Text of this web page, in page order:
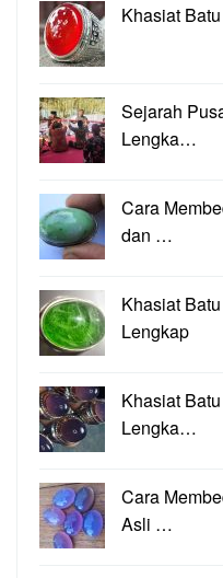
Khasiat
Sejarah
Lengka…
Cara
dan …
Khasiat
Lengkap
Khasiat
Lengka…
Cara
Asli …